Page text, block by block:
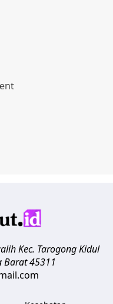
Kec. Tarogong Kidul
Barat45311